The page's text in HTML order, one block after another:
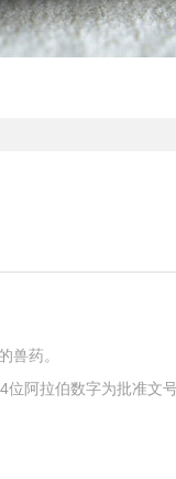
兽药。
阿拉伯数字为批准文